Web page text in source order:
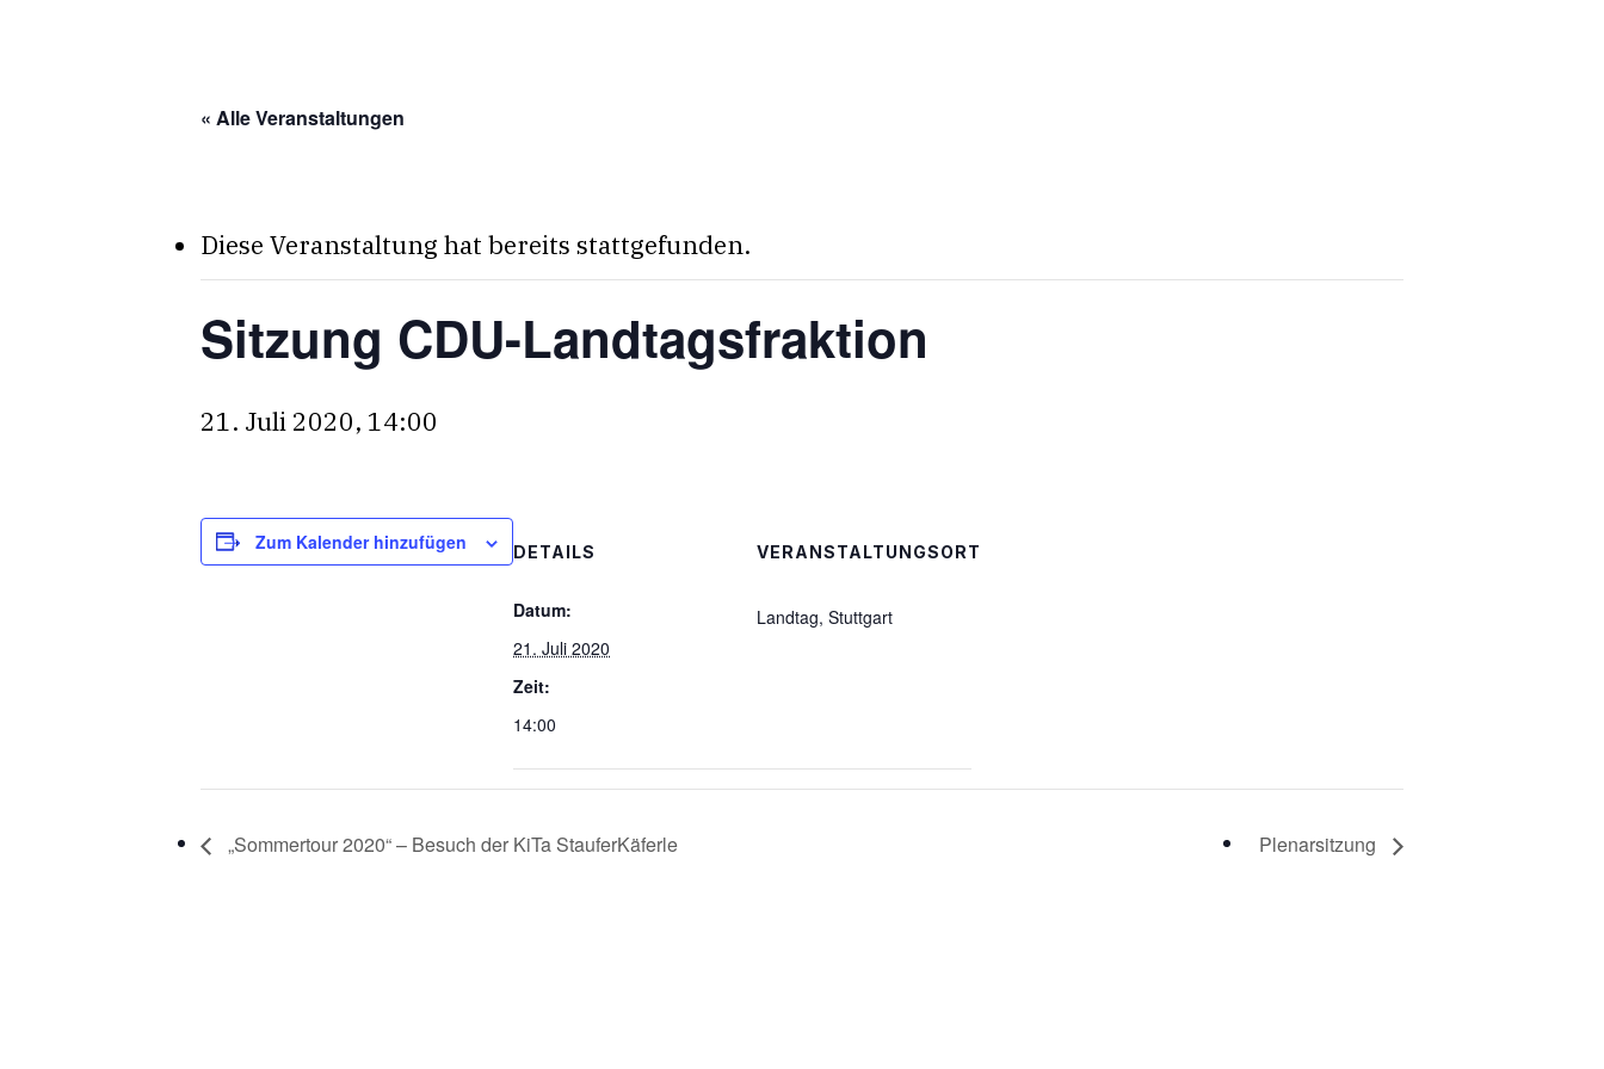
« Alle Veranstaltungen
Diese Veranstaltung hat bereits stattgefunden.
Sitzung CDU-Landtagsfraktion
21. Juli 2020, 14:00
Zum Kalender hinzufügen DETAILS
Datum:
21. Juli 2020
Zeit:
14:00
VERANSTALTUNGSORT
Landtag, Stuttgart
„Sommertour 2020“ – Besuch der KiTa StauferKäferle Plenarsitzung